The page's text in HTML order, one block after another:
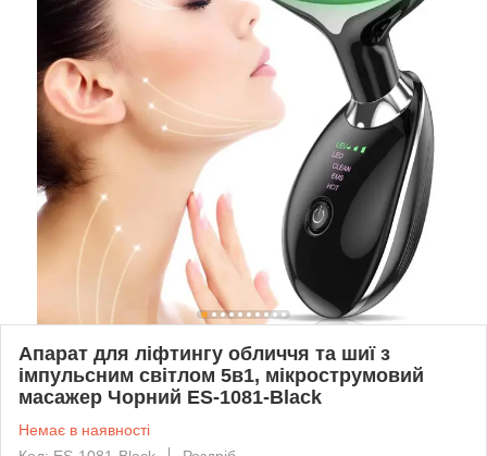
Апарат для ліфтингу обличчя та шиї з
імпульсним світлом 5в1, мікрострумовий
масажер Чорний ES-1081-Black
Немає в наявності